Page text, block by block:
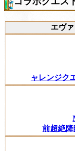
エヴ
ャレンジク
前超絶降